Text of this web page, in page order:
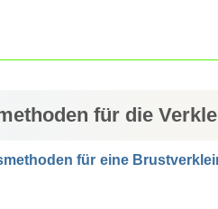
für die
für eine